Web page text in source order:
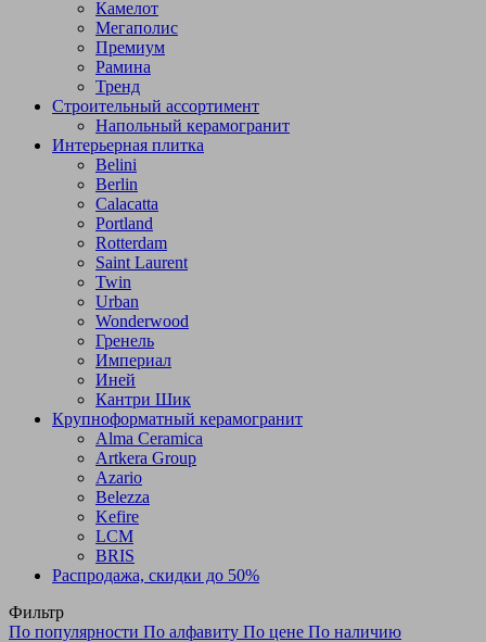
Камелот
Мегаполис
Премиум
Рамина
Тренд
Строительный ассортимент
Напольный керамогранит
Интерьерная плитка
Belini
Berlin
Calacatta
Portland
Rotterdam
Saint Laurent
Twin
Urban
Wonderwood
Гренель
Империал
Иней
Кантри Шик
Крупноформатный керамогранит
Alma Ceramica
Artkera Group
Azario
Belezza
Kefire
LCM
BRIS
Распродажа, скидки до 50%
Фильтр
По популярности По алфавиту По цене По наличию